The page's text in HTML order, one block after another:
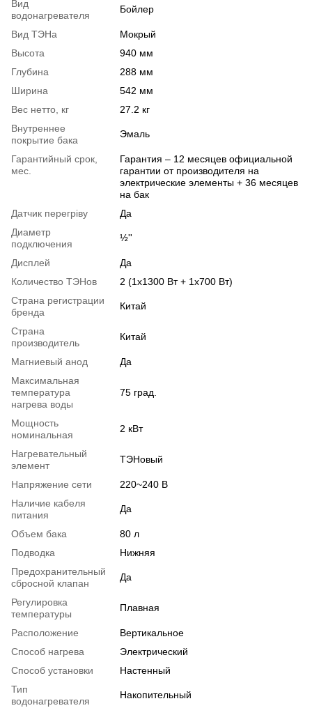
Вид
водонагревателя
Бойлер
Вид ТЭНа
Мокрый
Высота
940 мм
Глубина
288 мм
Ширина
542 мм
Вес нетто, кг
27.2 кг
Внутреннее
покрытие бака
Эмаль
Гарантийный срок,
мес.
Гарантия – 12 месяцев официальной
гарантии от производителя на
электрические элементы + 36 месяцев
на бак
Датчик перегріву
Да
Диаметр
подключения
½''
Дисплей
Да
Количество ТЭНов
2 (1х1300 Вт + 1х700 Вт)
Страна регистрации
бренда
Китай
Страна
производитель
Китай
Магниевый анод
Да
Максимальная
температура
нагрева воды
75 град.
Мощность
номинальная
2 кВт
Нагревательный
элемент
ТЭНовый
Напряжение сети
220~240 В
Наличие кабеля
питания
Да
Объем бака
80 л
Подводка
Нижняя
Предохранительный
сбросной клапан
Да
Регулировка
температуры
Плавная
Расположение
Вертикальное
Способ нагрева
Электрический
Способ установки
Настенный
Тип
водонагревателя
Накопительный